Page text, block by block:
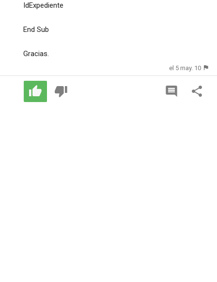
IdExpediente
End Sub
Gracias.
el 5 may. 10